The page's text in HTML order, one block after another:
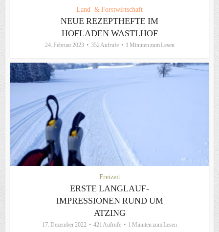
Land- & Forstwirtschaft
NEUE REZEPTHEFTE IM
HOFLADEN WASTLHOF
24. Februar 2023 352 Aufrufe 1 Minuten zum Lesen
Freizeit
ERSTE LANGLAUF-
IMPRESSIONEN RUND UM
ATZING
17. Dezember 2022 421 Aufrufe 1 Minuten zum Lesen